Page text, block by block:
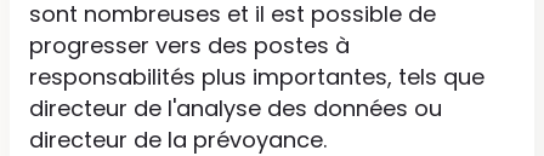
sont nombreuses et il est possible de
progresser vers des postes à
responsabilités plus importantes, tels que
directeur de l'analyse des données ou
directeur de la prévoyance.